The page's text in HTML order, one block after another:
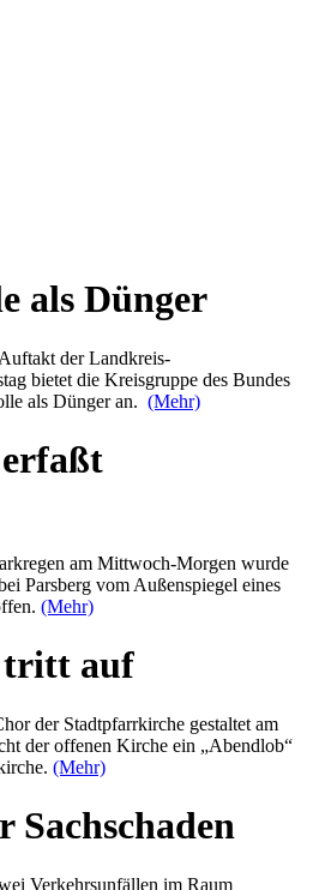
als Dünger
der Landkreis-
bietet die Kreisgruppe des Bundes
als Dünger an. (Mehr)
am Mittwoch-Morgen wurde
Parsberg vom Außenspiegel eines
(Mehr)
tritt auf
der Stadtpfarrkirche gestaltet am
der offenen Kirche ein „Abendlob“
(Mehr)
Sachschaden
Verkehrsunfällen im Raum